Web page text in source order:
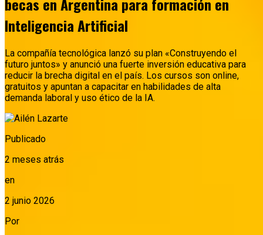
Inteligencia Artificial
La compañía tecnológica lanzó su plan «Construyendo el
futuro juntos» y anunció una fuerte inversión educativa para
reducir la brecha digital en el país. Los cursos son online,
gratuitos y apuntan a capacitar en habilidades de alta
demanda laboral y uso ético de la IA.
Publicado
2 meses atrás
en
2 junio 2026
Por